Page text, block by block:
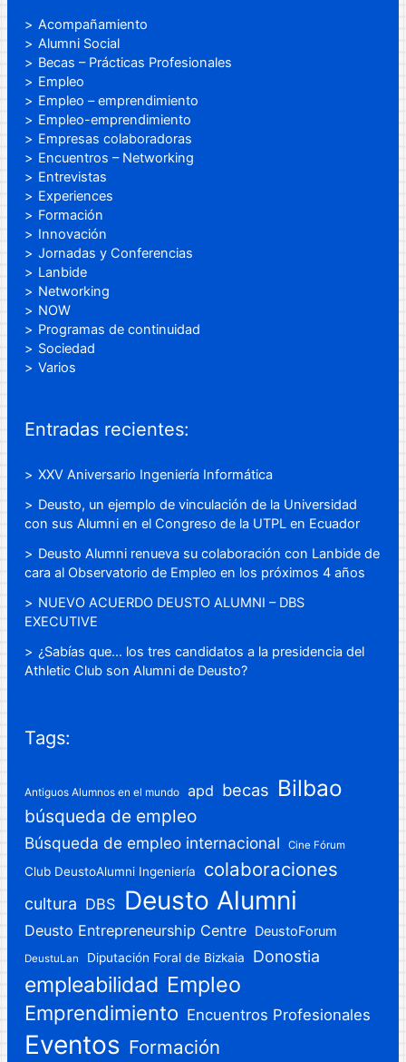
Acompañamiento
Alumni Social
Becas – Prácticas Profesionales
Empleo
Empleo – emprendimiento
Empleo-emprendimiento
Empresas colaboradoras
Encuentros – Networking
Entrevistas
Experiences
Formación
Innovación
Jornadas y Conferencias
Lanbide
Networking
NOW
Programas de continuidad
Sociedad
Varios
Entradas recientes:
XXV Aniversario Ingeniería Informática
Deusto, un ejemplo de vinculación de la Universidad
con sus Alumni en el Congreso de la UTPL en Ecuador
Deusto Alumni renueva su colaboración con Lanbide de
cara al Observatorio de Empleo en los próximos 4 años
NUEVO ACUERDO DEUSTO ALUMNI – DBS
EXECUTIVE
¿Sabías que… los tres candidatos a la presidencia del
Athletic Club son Alumni de Deusto?
Tags:
Antiguos Alumnos en el mundo apd becas Bilbao
búsqueda de empleo
Búsqueda de empleo internacional Cine Fórum
Club DeustoAlumni Ingeniería colaboraciones
cultura DBS Deusto Alumni
Deusto Entrepreneurship Centre DeustoForum
DeustuLan Diputación Foral de Bizkaia Donostia
empleabilidad Empleo
Emprendimiento Encuentros Profesionales
Eventos Formación